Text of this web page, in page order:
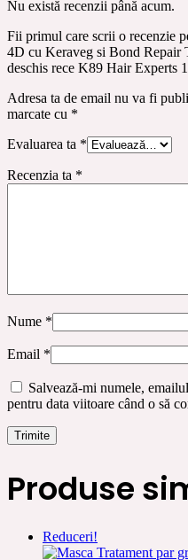
Nu există recenzii până acum.
Fii primul care scrii o recenzie
4D cu Keraveg si Bond Repair
deschis rece K89 Hair Experts
Adresa ta de email nu va fi
marcate cu *
Evaluarea ta *
Recenzia ta *
Nume *
Email *
Salvează-mi numele,
pentru data viitoare când o să
Produse
Reduceri!